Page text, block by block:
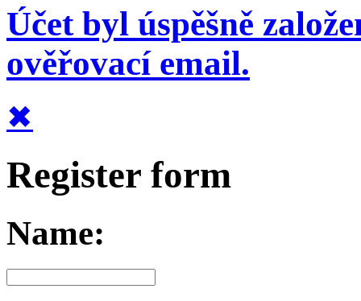
Účet byl úspěšně
ověřovací email.
✖
Register form
Name: